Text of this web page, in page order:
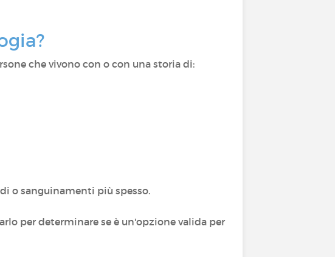
che vivono con o con una storia di:
o sanguinamenti più spesso.
per determinare se è un'opzione valida per